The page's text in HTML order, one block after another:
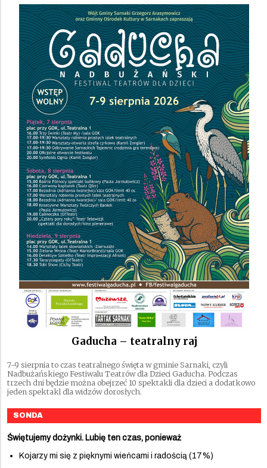
Gaducha – teatralny raj
7-9 sierpnia to czas teatralnego święta w gminie Sarnaki, czyli
Nadbużańskiego Festiwalu Teatrów dla Dzieci Gaducha. Podczas
trzech dni będzie można obejrzeć 10 spektakli dla dzieci a dodatkowo
jeden spektakl dla widzów dorosłych.
SONDA
Świętujemy dożynki. Lubię ten czas, ponieważ
Kojarzy mi się z pięknymi wieńcami i radością (17%)